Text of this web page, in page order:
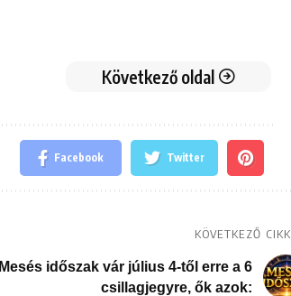
Következő oldal
Facebook Twitter
KÖVETKEZŐ CIKK
Mesés időszak vár július 4-től erre a 6
csillagjegyre, ők azok: